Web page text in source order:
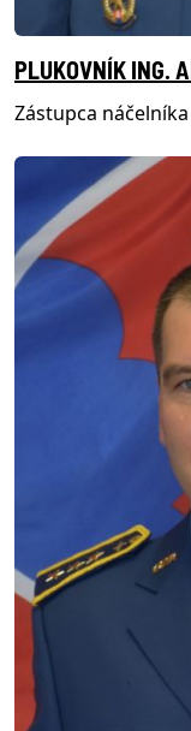
PLUKOVNÍK ING.
Zástupca